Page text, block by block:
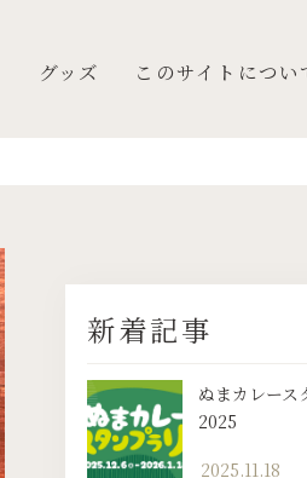
グッズ このサイトについ
新着記事
ぬまカレース
2025
2025.11.18